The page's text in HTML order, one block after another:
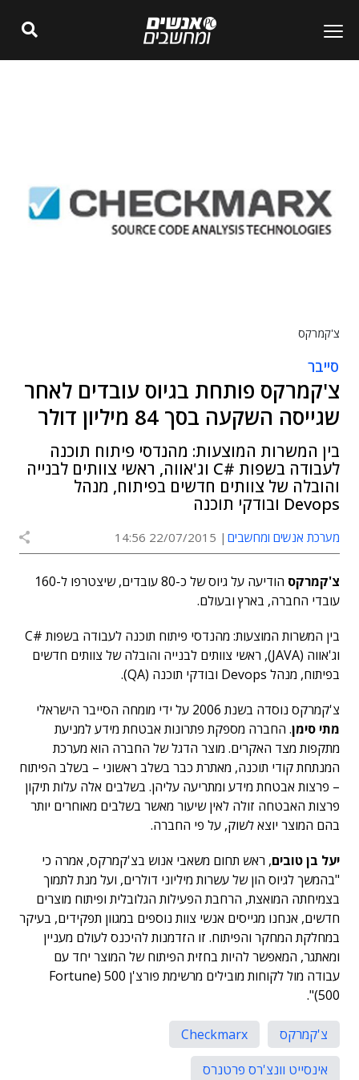
צ'קמרקס
סייבר
צ'קמרקס פותחת בגיוס עובדים לאחר
שגייסה השקעה בסך 84 מיליון דולר
בין המשרות המוצעות: מהנדסי פיתוח תוכנה
לעבודה בשפות #C וג'אווה, ראשי צוותים לבנייה
והובלה של צוותים חדשים בפיתוח, מנהל
Devops ובודקי תוכנה
מערכת אנשים ומחשבים 22/07/2015 14:56
צ'קמרקס
הודיעה על גיוס של כ-80 עובדים, שיצטרפו ל-160
עובדי החברה, בארץ ובעולם.
בין המשרות המוצעות: מהנדסי פיתוח תוכנה לעבודה בשפות #C
וג'אווה (JAVA), ראשי צוותים לבנייה והובלה של צוותים חדשים
בפיתוח, מנהל Devops ובודקי תוכנה (QA).
צ'קמרקס נוסדה בשנת 2006 על ידי מומחה הסייבר הישראלי
מתי סימן. החברה מספקת פתרונות אבטחת מידע למניעת
מתקפות מצד האקרים. מוצר הדגל של החברה הוא מערכת
המנתחת קודי תוכנה, מאתרת כבר בשלב ראשוני – בשלב הפיתוח
– פרצות אבטחת מידע ומתריעה עליהן. בשלבים אלה עלות תיקון
פרצות האבטחה זולה לאין שיעור מאשר בשלבים מאוחרים יותר
בהם המוצר יוצא לשוק, על פי החברה.
יעל בן טובים, ראש תחום משאבי אנוש בצ'קמרקס, אמרה כי
"בהמשך לגיוס הון של עשרות מיליוני דולרים, ועל מנת לתמוך
בצמיחתה המואצת, הרחבת הפעילות הגלובלית ופיתוח מוצרים
חדשים, אנחנו מגייסים אנשי צוות נוספים במגוון תפקידים, בעיקר
במחלקת המחקר והפיתוח. זו הזדמנות להיכנס לעולם מעניין
ומאתגר, המאפשר להיות בחזית הפיתוח של המוצר יחד עם
עבודה מול לקוחות מובילים מרשימת פורצ'ן 500 (Fortune
500)".
צ'קמרקס
Checkmarx
אינסייט וונצ'רס פרטנרס